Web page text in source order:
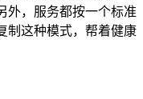
外，服务都按一个标准
制这种模式，帮着健康